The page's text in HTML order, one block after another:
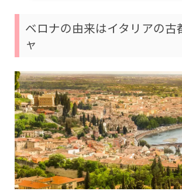
ベロナの由来はイタリアの古
ャ